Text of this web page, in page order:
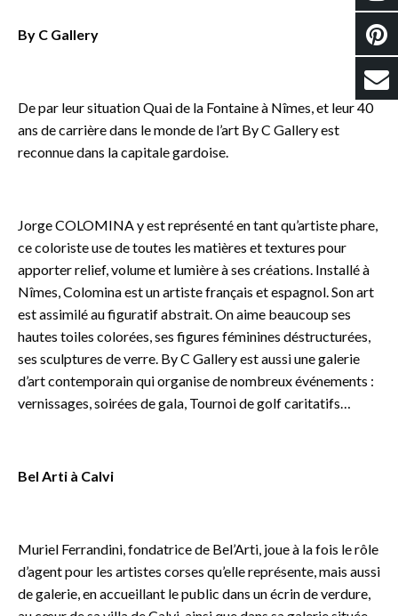
By C Gallery
De par leur situation Quai de la Fontaine à Nîmes, et leur 40
ans de carrière dans le monde de l’art By C Gallery est
reconnue dans la capitale gardoise.
Jorge COLOMINA y est représenté en tant qu’artiste phare,
ce coloriste use de toutes les matières et textures pour
apporter relief, volume et lumière à ses créations. Installé à
Nîmes, Colomina est un artiste français et espagnol. Son art
est assimilé au figuratif abstrait. On aime beaucoup ses
hautes toiles colorées, ses figures féminines déstructurées,
ses sculptures de verre. By C Gallery est aussi une galerie
d’art contemporain qui organise de nombreux événements :
vernissages, soirées de gala, Tournoi de golf caritatifs…
Bel Arti à Calvi
Muriel Ferrandini, fondatrice de Bel’Arti, joue à la fois le rôle
d’agent pour les artistes corses qu’elle représente, mais aussi
de galerie, en accueillant le public dans un écrin de verdure,